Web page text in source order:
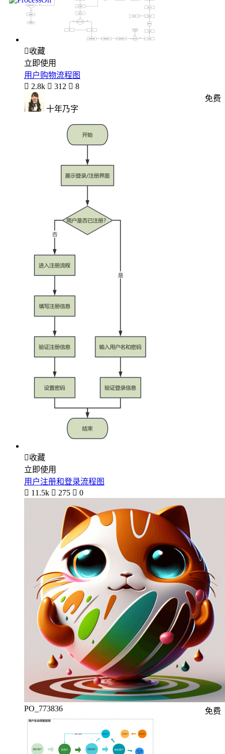
收藏
立即使用
用户购物流程图
 2.8k  312  8
十年乃字
免费
收藏
立即使用
用户注册和登录流程图
 11.5k  275  0
PO_773836 免费